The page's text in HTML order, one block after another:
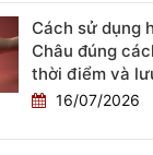
Cách sử dụng
Châu đúng
thời điểm và
16/07/2026